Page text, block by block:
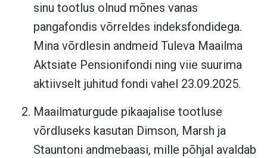
sinu tootlus olnud mõnes vanas
pangafondis võrreldes indeksfondidega.
Mina võrdlesin andmeid Tuleva Maailma
Aktsiate Pensionifondi ning viie suurima
aktiivselt juhitud fondi vahel 23.09.2025.
Maailmaturgude pikaajalise tootluse
võrdluseks kasutan Dimson, Marsh ja
Stauntoni andmebaasi, mille põhjal avaldab